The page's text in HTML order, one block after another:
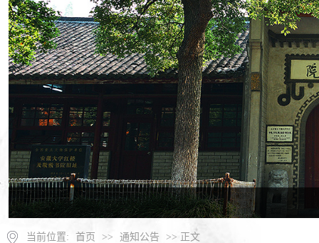
当前位置: 首页 >> 通知公告 >> 正文